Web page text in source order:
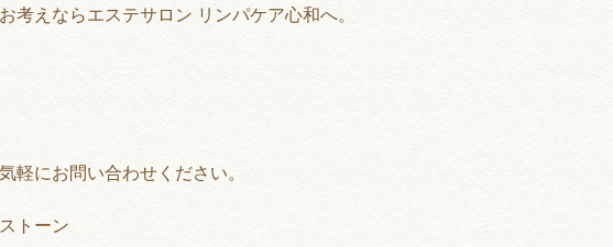
えならエステサロン リンパケア心和へ。
にお問い合わせください。
トーン